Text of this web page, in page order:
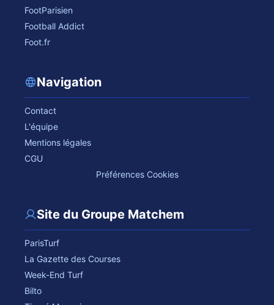
FootParisien
Football Addict
Foot.fr
Navigation
Contact
L'équipe
Mentions légales
CGU
Préférences Cookies
Site du Groupe Matchem
ParisTurf
La Gazette des Courses
Week-End Turf
Bilto